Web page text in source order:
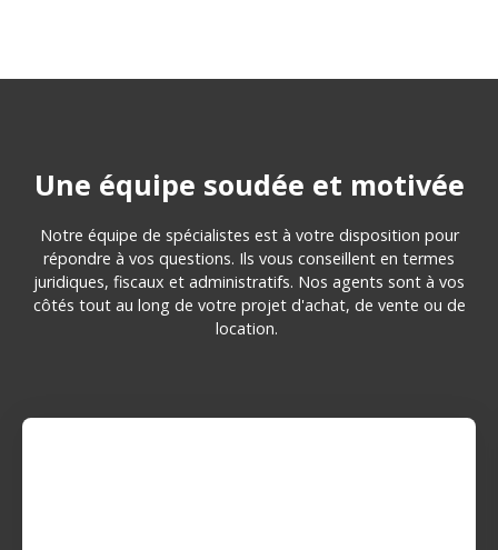
Une équipe soudée et motivée
Notre équipe de spécialistes est à votre disposition pour
répondre à vos questions. Ils vous conseillent en termes
juridiques, fiscaux et administratifs. Nos agents sont à vos
côtés tout au long de votre projet d'achat, de vente ou de
location.